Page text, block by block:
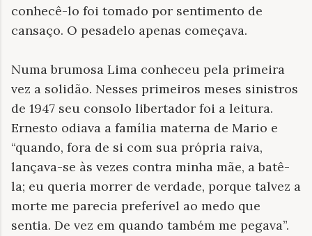
conhecê-lo foi tomado por sentimento de
cansaço. O pesadelo apenas começava.
Numa brumosa Lima conheceu pela primeira
vez a solidão. Nesses primeiros meses sinistros
de 1947 seu consolo libertador foi a leitura.
Ernesto odiava a família materna de Mario e
“quando, fora de si com sua própria raiva,
lançava-se às vezes contra minha mãe, a batê-
la; eu queria morrer de verdade, porque talvez a
morte me parecia preferível ao medo que
sentia. De vez em quando também me pegava”.